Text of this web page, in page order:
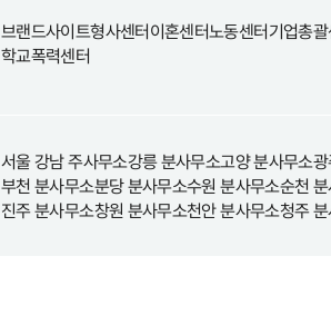
브랜드사이트형사센터이혼센터노동센터기업총
학교폭력센터
서울 강남 주사무소강릉 분사무소고양 분사무소
부천 분사무소분당 분사무소수원 분사무소순천
진주 분사무소창원 분사무소천안 분사무소청주